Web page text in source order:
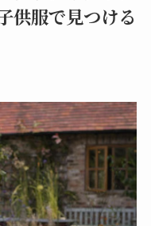
供服で見つける